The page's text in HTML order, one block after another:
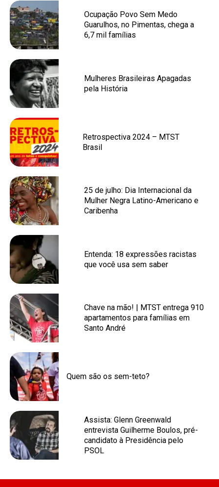
Ocupação Povo Sem Medo
Guarulhos, no Pimentas, chega a
6,7 mil famílias
Mulheres Brasileiras Apagadas
pela História
Retrospectiva 2024 – MTST
Brasil
25 de julho: Dia Internacional da
Mulher Negra Latino-Americano e
Caribenha
Entenda: 18 expressões racistas
que você usa sem saber
Chave na mão! | MTST entrega 910
apartamentos para famílias em
Santo André
Quem são os sem-teto?
Assista: Glenn Greenwald
entrevista Guilherme Boulos, pré-
candidato à Presidência pelo
PSOL